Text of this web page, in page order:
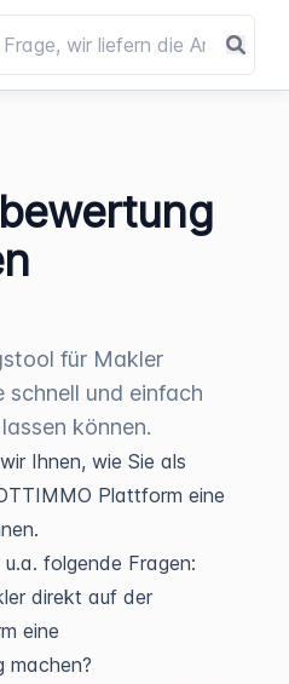
für Makler
schnell und einfach
können.
Ihnen, wie Sie als
Plattform eine
folgende Fragen:
direkt auf der
eine
machen?